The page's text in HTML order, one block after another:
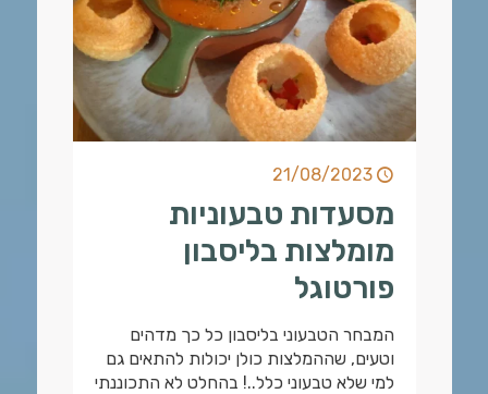
21/08/2023
מסעדות טבעוניות
מומלצות בליסבון
פורטוגל
המבחר הטבעוני בליסבון כל כך מדהים
וטעים, שההמלצות כולן יכולות להתאים גם
למי שלא טבעוני כלל..! בהחלט לא התכוננתי